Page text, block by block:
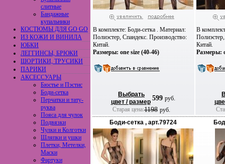
слитные
Бандажные
купальники
КОСТЮМЫ ДЛЯ GO GO
ИЗ КОЖИ И ВИНИЛА
ЮБКИ
ЛЕГГИНСЫ, БРЮКИ
ШОРТИКИ, ТРУСИКИ
ПАРИКИ
АКСЕССУАРЫ
Бюстье и Пэстис
Боди-сетка
Перчатки и тату-
руква
Пояса для чулок
Подвязки
Чулки и Колготки
Шляпки и ушки
Плетки, Метелки,
Маски
Фартуки
В комплекте: Боди-сетка . Материал:
Полиэстер, Спандекс. Производство:
Китай.
Размеры: one size (40-46)
Выбрать
цвет / размер 599 руб.
Старая цена:1198 руб.
В
Китай.
Размеры:
Боди-сетка , арт.79724